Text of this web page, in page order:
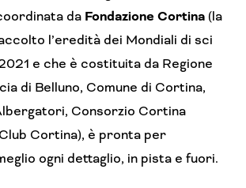
da Fondazione Cortina (la
l’eredità dei Mondiali di sci
e che è costituita da Regione
di Belluno, Comune di Cortina,
Consorzio Cortina
Cortina), è pronta per
ogni dettaglio, in pista e fuori.